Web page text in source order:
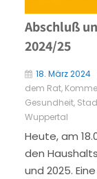
Abschluß
2024/25
18. März 2024
dem Rat,
Gesundheit,
Wuppertal
Heute, am
den
und 2025.